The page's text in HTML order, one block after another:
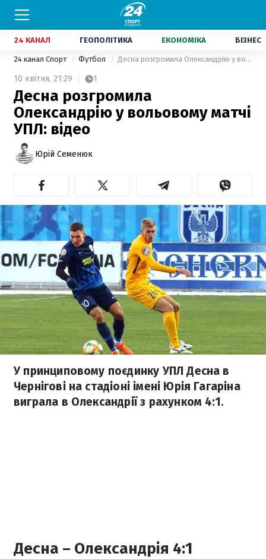
24 КАНАЛ ГЕОПОЛІТИКА ЕКОНОМІКА БІЗНЕС
24 канал Спорт Футбол Десна розгромила Олександрію у вольовому матчі УПЛ: відео
10 квітня, 21:29 1
Десна розгромила
Олександрію у вольовому матчі
УПЛ: відео
Юрій Семенюк
У принциповому поєдинку УПЛ Десна в
Чернігові на стадіоні імені Юрія Гагаріна
виграла в Олександрії з рахунком 4:1.
Десна – Олександрія 4:1